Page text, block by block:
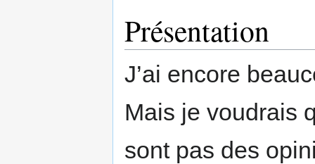
Présentation
J’ai encore
Mais je voudrais
sont pas des